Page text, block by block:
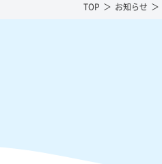
TOP お知らせ